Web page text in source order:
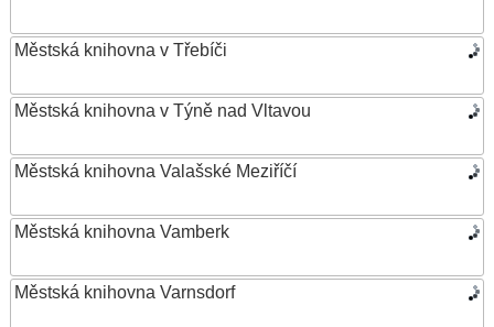
Městská knihovna v Třebíči
Městská knihovna v Týně nad Vltavou
Městská knihovna Valašské Meziříčí
Městská knihovna Vamberk
Městská knihovna Varnsdorf